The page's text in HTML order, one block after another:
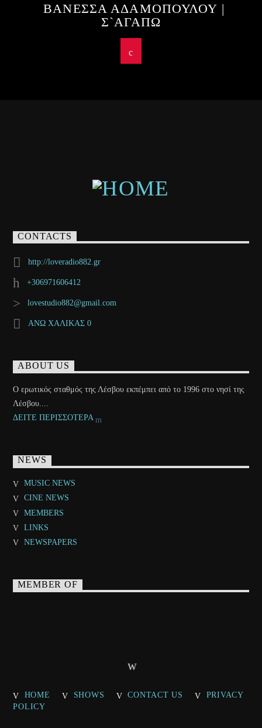
ΒΑΝΕΣΣΑ ΑΔΑΜΟΠΟΥΛΟΥ |
Σ`ΑΓΑΠΩ
CONTACTS
http://loveradio882.gr
+306971606412
lovestudio882@gmail.com
ΑΝΩ ΧΑΛΙΚΑΣ 0
ABOUT US
Ο ερωτικός σταθμός της Λέσβου εκπέμπει από το 1996 στο νησί της
Λέσβου....
ΔΕΙΤΕ ΠΕΡΙΣΣΟΤΕΡΑ
NEWS
MUSIC NEWS
CINE NEWS
MEMBERS
LINKS
NEWSPAPERS
MEMBER OF
HOME SHOWS CONTACT US
PRIVACY
POLICY